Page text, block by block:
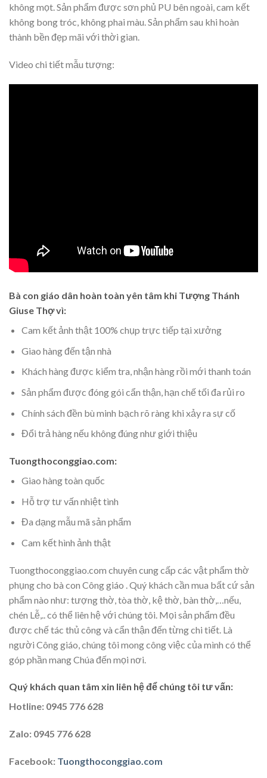
không mọt. Sản phẩm được sơn phủ PU bên ngoài, cam kết
không bong tróc, không phai màu. Sản phẩm sau khi hoàn
thành bền đẹp mãi với thời gian.
Video chi tiết mẫu tượng:
Bà con giáo dân hoàn toàn yên tâm khi Tượng Thánh
Giuse Thợ vì:
Cam kết ảnh thật 100% chụp trực tiếp tại xưởng
Giao hàng đến tận nhà
Khách hàng được kiểm tra, nhận hàng rồi mới thanh toán
Sản phẩm được đóng gói cẩn thận, hạn chế tối đa rủi ro
Chính sách đền bù minh bạch rõ ràng khi xảy ra sự cố
Đổi trả hàng nếu không đúng như giới thiệu
Tuongthoconggiao.com:
Giao hàng toàn quốc
Hỗ trợ tư vấn nhiệt tình
Đa dạng mẫu mã sản phẩm
Cam kết hình ảnh thật
Tuongthoconggiao.com chuyên cung cấp các vật phẩm thờ
phụng cho bà con Công giáo . Quý khách cần mua bất cứ sản
phẩm nào như: tượng thờ, tòa thờ, kệ thờ, bàn thờ,…nếu,
chén Lễ,.. có thể liên hệ với chúng tôi. Mọi sản phẩm đều
được chế tác thủ công và cẩn thận đến từng chi tiết. Là
người Công giáo, chúng tôi mong công việc của mình có thể
góp phần mang Chúa đến mọi nơi.
Quý khách quan tâm xin liên hệ để chúng tôi tư vấn:
Hotline: 0945 776 628
Zalo: 0945 776 628
Facebook: Tuongthoconggiao.com